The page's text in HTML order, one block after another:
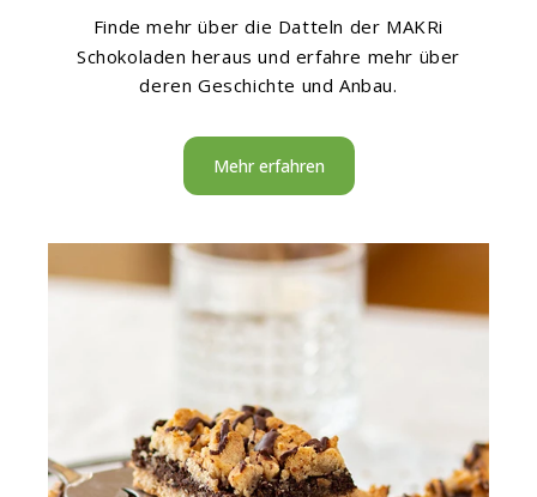
Finde mehr über die Datteln der MAKRi
Schokoladen heraus und erfahre mehr über
deren Geschichte und Anbau.
Mehr erfahren